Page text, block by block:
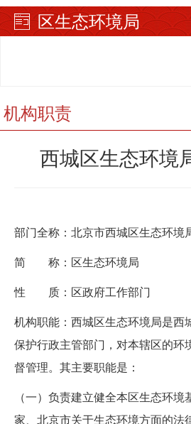
区生态环境局
机构职责
西城区生态环境
部门全称：北京市西城区生态环境
简 称：区生态环境局
性 质：区政府工作部门
机构职能： 西城区生态环境局是西
保护行政主管部门，对本辖区的环
督管理。其主要职能是：
（一）负责建立健全本区生态环境
家、北京市关于生态环境方面的法